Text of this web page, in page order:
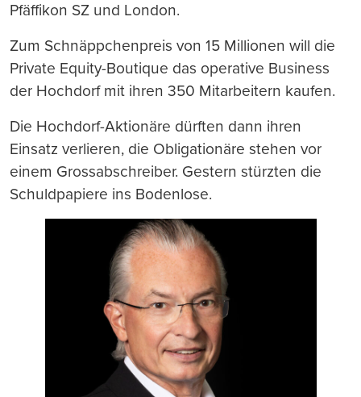
Pfäffikon SZ und London.
Zum Schnäppchenpreis von 15 Millionen will die
Private Equity-Boutique das operative Business
der Hochdorf mit ihren 350 Mitarbeitern kaufen.
Die Hochdorf-Aktionäre dürften dann ihren
Einsatz verlieren, die Obligationäre stehen vor
einem Grossabschreiber. Gestern stürzten die
Schuldpapiere ins Bodenlose.